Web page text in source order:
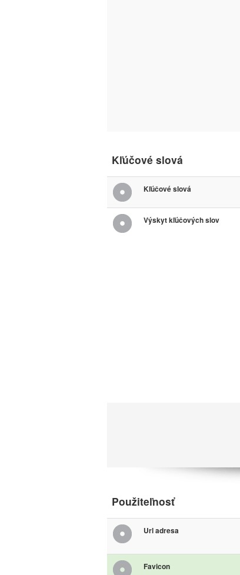
Kľúčové slová
Kľúčové slová
Výskyt kľúčových slov
Použiteľnosť
Url adresa
Favicon